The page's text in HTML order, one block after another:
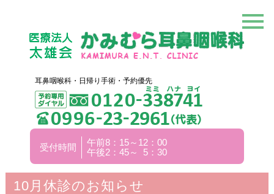
耳鼻咽喉科・日帰り手術・予約優先
受付時間
午前8：15～12：00
午後2：45～ 5：30
10月休診のお知らせ